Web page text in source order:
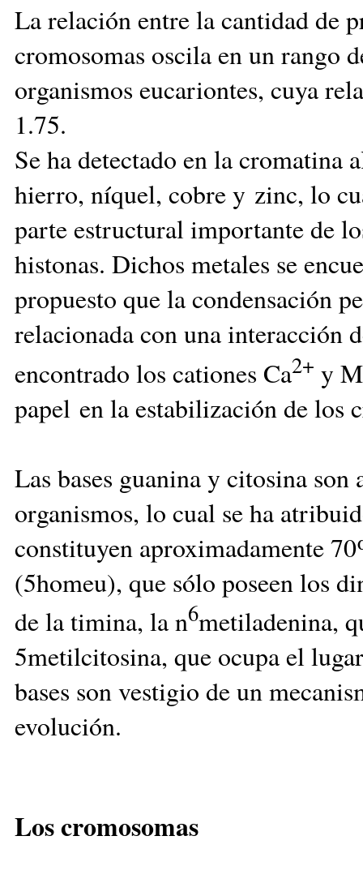
La relación entre la cantidad de
cromosomas oscila en un rango
organismos eucariontes, cuya
1.75.
Se ha detectado en la cromatina
hierro, níquel, cobre y zinc, lo
parte estructural importante de
histonas. Dichos metales se
propuesto que la condensación
relacionada con una interacción
encontrado los cationes Ca2+ y
papel en la estabilización de los
Las bases guanina y citosina son
organismos, lo cual se ha
constituyen aproximadamente
(5homeu), que sólo poseen los
de la timina, la n6metiladenina,
5metilcitosina, que ocupa el
bases son vestigio de un
evolución.
Los cromosomas